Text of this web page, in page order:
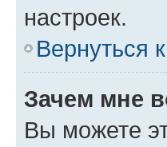
настроек.
Вернуться
Зачем мне
Вы можете